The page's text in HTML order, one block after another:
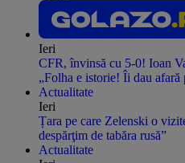
Ieri
CFR, învinsă cu 5-0! Ioan
„Folha e istorie! Îi dau afară
Actualitate
Ieri
Țara pe care Zelenski o
despărţim de tabăra rusă”
Actualitate